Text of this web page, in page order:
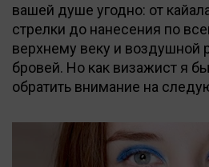
вашей душе угодно: от
стрелки до нанесения по
верхнему веку и воздушной
бровей. Но как визажист я
обратить внимание на